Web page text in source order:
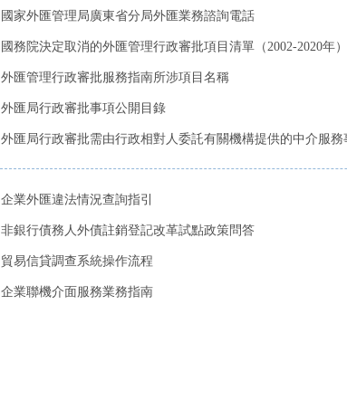
國家外匯管理局廣東省分局外匯業務諮詢電話
國務院決定取消的外匯管理行政審批項目清單（2002-2020年）
外匯管理行政審批服務指南所涉項目名稱
外匯局行政審批事項公開目錄
外匯局行政審批需由行政相對人委託有關機構提供的中介服務
企業外匯違法情況查詢指引
非銀行債務人外債註銷登記改革試點政策問答
貿易信貸調查系統操作流程
企業聯機介面服務業務指南